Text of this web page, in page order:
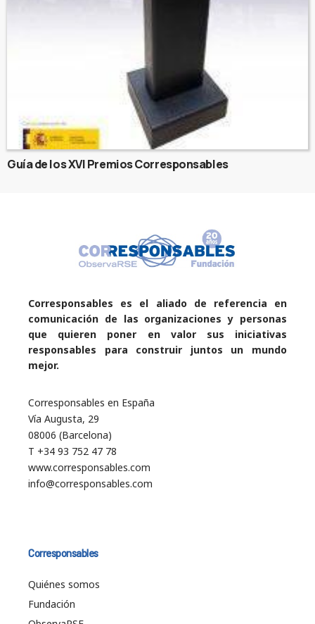
Guía de los XVI Premios Corresponsables
Corresponsables es el aliado de referencia en
comunicación de las organizaciones y personas
que quieren poner en valor sus iniciativas
responsables para construir juntos un mundo
mejor.
Corresponsables en España
Vía Augusta, 29
08006 (Barcelona)
T +34 93 752 47 78
www.corresponsables.com
info@corresponsables.com
Corresponsables
Quiénes somos
Fundación